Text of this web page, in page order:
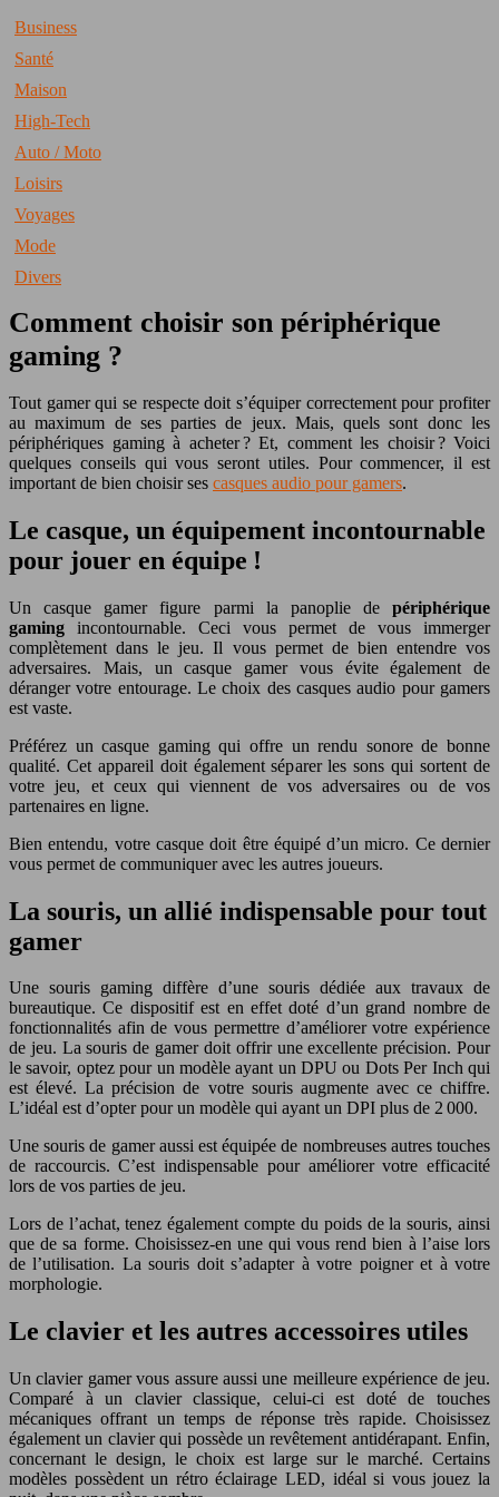
Business
Santé
Maison
High-Tech
Auto / Moto
Loisirs
Voyages
Mode
Divers
Comment choisir son périphérique
gaming ?
Tout gamer qui se respecte doit s’équiper correctement pour profiter
au maximum de ses parties de jeux. Mais, quels sont donc les
périphériques gaming à acheter ? Et, comment les choisir ? Voici
quelques conseils qui vous seront utiles. Pour commencer, il est
important de bien choisir ses casques audio pour gamers.
Le casque, un équipement incontournable
pour jouer en équipe !
Un casque gamer figure parmi la panoplie depériphérique
gaming incontournable. Ceci vous permet de vous immerger
complètement dans le jeu. Il vous permet de bien entendre vos
adversaires. Mais, un casque gamer vous évite également de
déranger votre entourage. Le choix des casques audio pour gamers
est vaste.
Préférez un casque gaming qui offre un rendu sonore de bonne
qualité. Cet appareil doit également séparer les sons qui sortent de
votre jeu, et ceux qui viennent de vos adversaires ou de vos
partenaires en ligne.
Bien entendu, votre casque doit être équipé d’un micro. Ce dernier
vous permet de communiquer avec les autres joueurs.
La souris, un allié indispensable pour tout
gamer
Une souris gaming diffère d’une souris dédiée aux travaux de
bureautique. Ce dispositif est en effet doté d’un grand nombre de
fonctionnalités afin de vous permettre d’améliorer votre expérience
de jeu. La souris de gamer doit offrir une excellente précision. Pour
le savoir, optez pour un modèle ayant un DPU ou Dots Per Inch qui
est élevé. La précision de votre souris augmente avec ce chiffre.
L’idéal est d’opter pour un modèle qui ayant un DPI plus de 2 000.
Une souris de gamer aussi est équipée de nombreuses autres touches
de raccourcis. C’est indispensable pour améliorer votre efficacité
lors de vos parties de jeu.
Lors de l’achat, tenez également compte du poids de la souris, ainsi
que de sa forme. Choisissez-en une qui vous rend bien à l’aise lors
de l’utilisation. La souris doit s’adapter à votre poigner et à votre
morphologie.
Le clavier et les autres accessoires utiles
Un clavier gamer vous assure aussi une meilleure expérience de jeu.
Comparé à un clavier classique, celui-ci est doté de touches
mécaniques offrant un temps de réponse très rapide. Choisissez
également un clavier qui possède un revêtement antidérapant. Enfin,
concernant le design, le choix est large sur le marché. Certains
modèles possèdent un rétro éclairage LED, idéal si vous jouez la